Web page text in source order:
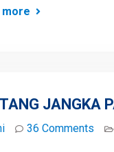
more
JANGKA
36 Comments